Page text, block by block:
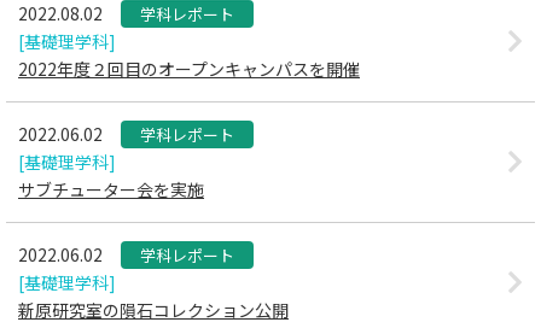
2022.08.02 学科レポート
[基礎理学科]
2022年度２回目のオープンキャンパスを開催
2022.06.02 学科レポート
[基礎理学科]
サブチューター会を実施
2022.06.02 学科レポート
[基礎理学科]
新原研究室の隕石コレクション公開